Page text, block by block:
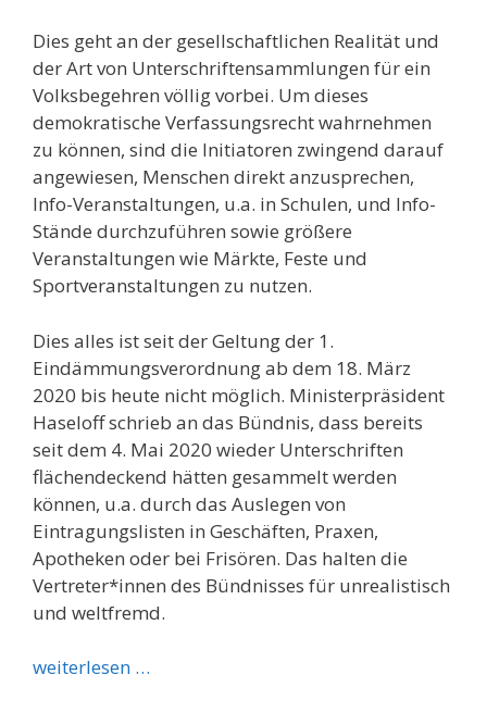
Dies geht an der gesellschaftlichen Realität und
der Art von Unterschriftensammlungen für ein
Volksbegehren völlig vorbei. Um dieses
demokratische Verfassungsrecht wahrnehmen
zu können, sind die Initiatoren zwingend darauf
angewiesen, Menschen direkt anzusprechen,
Info-Veranstaltungen, u.a. in Schulen, und Info-
Stände durchzuführen sowie größere
Veranstaltungen wie Märkte, Feste und
Sportveranstaltungen zu nutzen.
Dies alles ist seit der Geltung der 1.
Eindämmungsverordnung ab dem 18. März
2020 bis heute nicht möglich. Ministerpräsident
Haseloff schrieb an das Bündnis, dass bereits
seit dem 4. Mai 2020 wieder Unterschriften
flächendeckend hätten gesammelt werden
können, u.a. durch das Auslegen von
Eintragungslisten in Geschäften, Praxen,
Apotheken oder bei Frisören. Das halten die
Vertreter*innen des Bündnisses für unrealistisch
und weltfremd.
weiterlesen …